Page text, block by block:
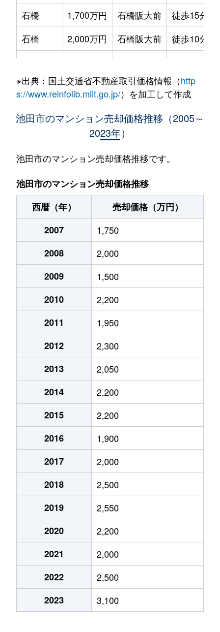
石橋
1,700万円 石橋阪大前
徒歩15分
石橋
2,000万円 石橋阪大前
徒歩10分
呉服町
3,900万円 池田(大阪)
徒歩3分
4,400万円 池田(大阪)
栄町
4,300万円 池田(大阪)
五月丘
300万円 池田(大阪)
五月丘
1,800万円 池田(大阪)
徒歩19分
五月丘
2,300万円 池田(大阪)
五月丘
2,500万円 池田(大阪)
五月丘
3,300万円 池田(大阪)
五月丘
1,600万円 池田(大阪)
五月丘
1,800万円 池田(大阪)
4,200万円 池田(大阪)
3,800万円 池田(大阪)
4,800万円 池田(大阪)
4,600万円 池田(大阪)
3,100万円 池田(大阪)
3,900万円 池田(大阪)
城山町
4,600万円 池田(大阪)
城山町
4,200万円 池田(大阪)
菅原町
5,200万円 池田(大阪)
2,300万円 石橋阪大前
1,700万円 石橋阪大前
4,200万円 石橋阪大前
※出典：国土交通省不動産取引価格情報（http
s://www.reinfolib.mlit.go.jp/）を加工して作成
池田市のマンション売却価格推移（2005～
2023年）
池田市のマンション売却価格推移です。
池田市のマンション売却価格推移
西暦（年）
売却価格（万円）
2007
1,750
2008
2,000
2009
1,500
2010
2,200
2011
1,950
2012
2,300
2013
2,050
2014
2,200
2015
2,200
2016
1,900
2017
2,000
2018
2,500
2019
2,550
2020
2,200
2021
2,000
2022
2,500
2023
3,100